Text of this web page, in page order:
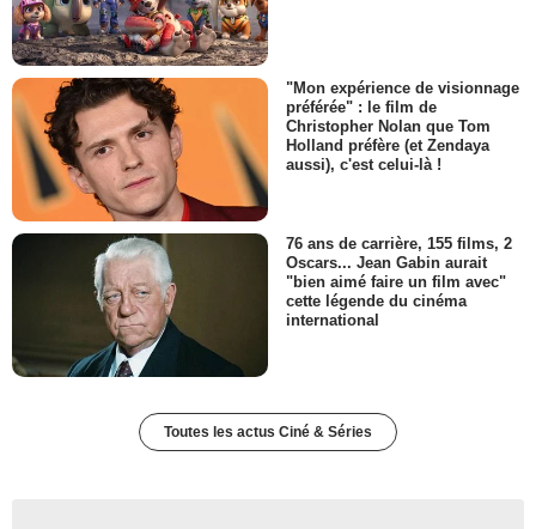
"Mon expérience de visionnage
préférée" : le film de
Christopher Nolan que Tom
Holland préfère (et Zendaya
aussi), c'est celui-là !
76 ans de carrière, 155 films, 2
Oscars... Jean Gabin aurait
"bien aimé faire un film avec"
cette légende du cinéma
international
Toutes les actus Ciné & Séries